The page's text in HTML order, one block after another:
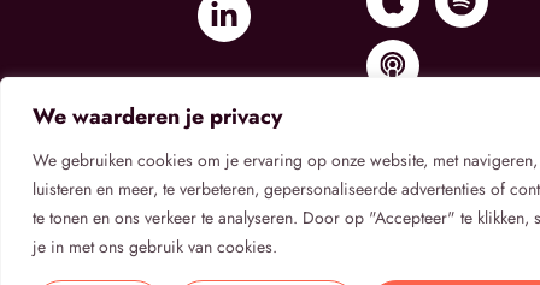
We waarderen je privacy
We gebruiken cookies om je ervaring op onze website, met navigeren,
luisteren en meer, te verbeteren, gepersonaliseerde advertenties of
te tonen en ons verkeer te analyseren. Door op "Accepteer" te klikken,
je in met ons gebruik van cookies.
PrivacybeleidAlgemene VoorwaardenCookietoestemming
© 2026 Verhaal Onbekend.